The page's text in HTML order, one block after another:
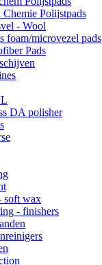
Polijstpads
- Wool
foam/microvezel pads
Pads
DA polisher
soft wax
- finishers